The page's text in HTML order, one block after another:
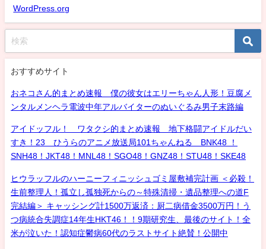
WordPress.org
おすすめサイト
おネコさん的まとめ速報 僕の彼女はエリーちゃん人形！豆腐メ
ンタルメンヘラ電波中年アルバイターのぬいぐるみ男子末路編
アイドッフル！ ワタクシ的まとめ速報 地下格闘アイドルだい
すき！23 ひうらのアニメ放送局101ちゃんねる BNK48 ！
SNH48！JKT48！MNL48！SGO48！GNZ48！STU48！SKE48
ヒウラッフルのハーニーフィニッシュゴミ屋敷補完計画 ＜必殺！
生前整理人！孤立し孤独死からの～特殊清掃・遺品整理への道F
完結編＞ キャッシング計1500万返済：厨二病借金3500万円！う
つ病統合失調症14年生HKT46！！9期研究生、最後のサイト！全
米が泣いた！認知症鬱病60代のラストサイト絶賛！公開中